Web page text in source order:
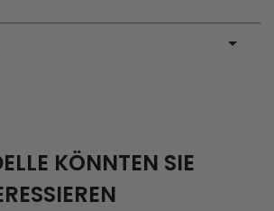
KÖNNTEN SIE